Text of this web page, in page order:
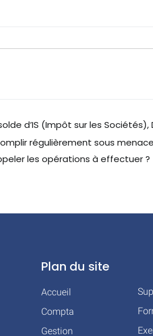
d’IS (Impôt sur les Sociétés),
régulièrement sous
les opérations à effectuer ?
Plan du site
Accueil
Compta
Gestion